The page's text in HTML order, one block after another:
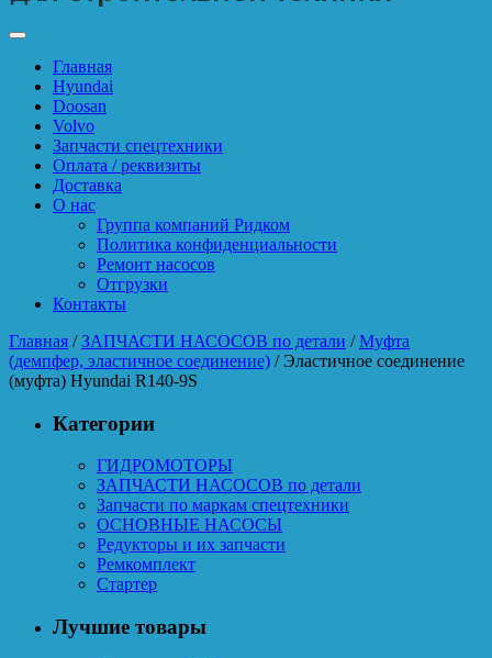
Главная
Hyundai
Doosan
Volvo
Запчасти спецтехники
Оплата / реквизиты
Доставка
О нас
Группа компаний Ридком
Политика конфиденциальности
Ремонт насосов
Отгрузки
Контакты
Главная /ЗАПЧАСТИ НАСОСОВ по детали /Муфта
(демпфер, эластичное соединение) / Эластичное соединение
(муфта) Hyundai R140-9S
Категории
ГИДРОМОТОРЫ
ЗАПЧАСТИ НАСОСОВ по детали
Запчасти по маркам спецтехники
ОСНОВНЫЕ НАСОСЫ
Редукторы и их запчасти
Ремкомплект
Стартер
Лучшие товары